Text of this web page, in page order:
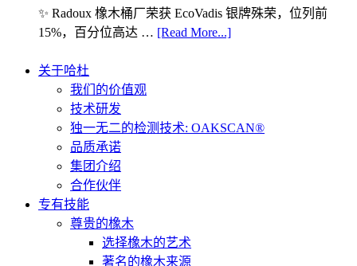
✨ Radoux 橡木桶厂荣获 EcoVadis 银牌殊荣，位列前
15%，百分位高达 … [Read More...]
关于哈杜
我们的价值观
技术研发
独一无二的检测技术: OAKSCAN®
品质承诺
集团介绍
合作伙伴
专有技能
尊贵的橡木
选择橡木的艺术
著名的橡木来源